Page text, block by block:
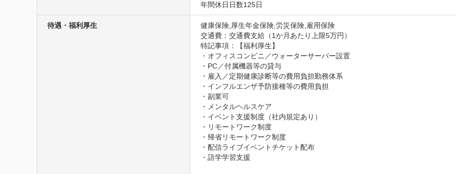
年間休日日数125日
待遇・福利厚生
健康保険,厚生年金保険,労災保険,雇用保険
交通費：交通費支給（1か月あたり上限5万円）
特記事項：【福利厚生】
・オフィスコンビニ／ウォーターサーバー設置
・PC／付属機器等の貸与
・雇入／定期健康診断等の費用負担勤務体系
・インフルエンザ予防接種等の費用負担
・副業可
・メンタルヘルスケア
・イベント支援制度（社内規定あり）
・リモートワーク制度
・帰省リモートワーク制度
・配信ライブイベントチケット配布
・語学学習支援